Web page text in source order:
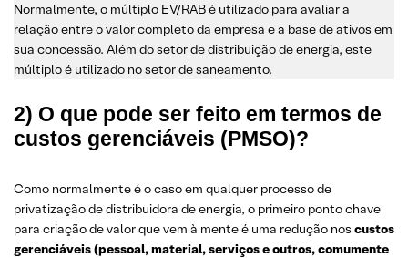
Normalmente, o múltiplo EV/RAB é utilizado para avaliar a
relação entre o valor completo da empresa e a base de ativos em
sua concessão. Além do setor de distribuição de energia, este
múltiplo é utilizado no setor de saneamento.
2) O que pode ser feito em termos de
custos gerenciáveis (PMSO)?
Como normalmente é o caso em qualquer processo de
privatização de distribuidora de energia, o primeiro ponto chave
para criação de valor que vem à mente é uma redução nos custos
gerenciáveis (pessoal, material, serviços e outros, comumente